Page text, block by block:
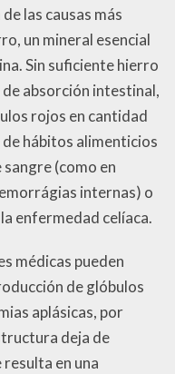
las causas más
un mineral esencial
Sin suficiente hierro
absorción intestinal,
rojos en cantidad
hábitos alimenticios
(como en
internas) o
enfermedad celíaca.
médicas pueden
de glóbulos
aplásicas, por
deja de
en una